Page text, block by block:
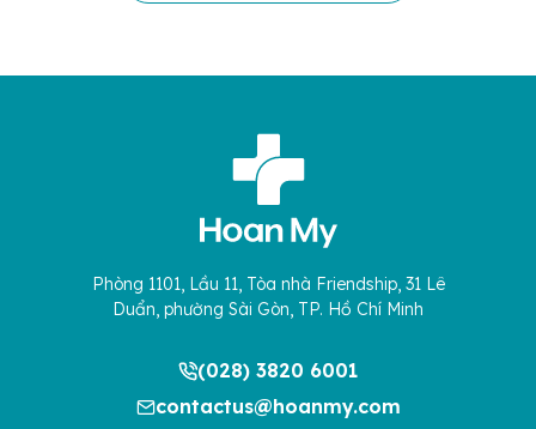
Phòng 1101, Lầu 11, Tòa nhà Friendship, 31 Lê
Duẩn, phường Sài Gòn, TP. Hồ Chí Minh
(028) 3820 6001
contactus@hoanmy.com